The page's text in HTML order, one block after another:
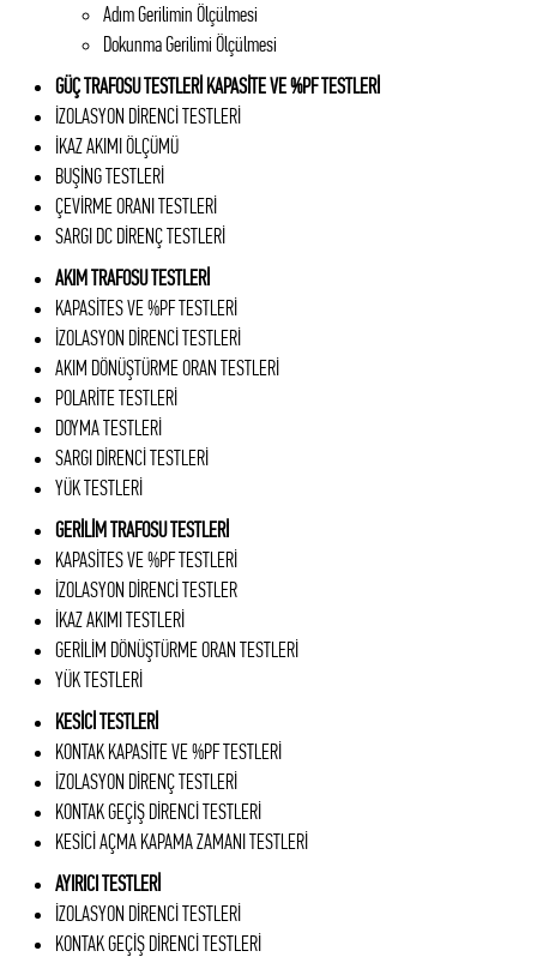
Adım Gerilimin Ölçülmesi
Dokunma Gerilimi Ölçülmesi
GÜÇ TRAFOSU TESTLERİ KAPASİTE VE %PF TESTLERİ
İZOLASYON DİRENCİ TESTLERİ
İKAZ AKIMI ÖLÇÜMÜ
BUŞİNG TESTLERİ
ÇEVİRME ORANI TESTLERİ
SARGI DC DİRENÇ TESTLERİ
AKIM TRAFOSU TESTLERİ
KAPASİTES VE %PF TESTLERİ
İZOLASYON DİRENCİ TESTLERİ
AKIM DÖNÜŞTÜRME ORAN TESTLERİ
POLARİTE TESTLERİ
DOYMA TESTLERİ
SARGI DİRENCİ TESTLERİ
YÜK TESTLERİ
GERİLİM TRAFOSU TESTLERİ
KAPASİTES VE %PF TESTLERİ
İZOLASYON DİRENCİ TESTLER
İKAZ AKIMI TESTLERİ
GERİLİM DÖNÜŞTÜRME ORAN TESTLERİ
YÜK TESTLERİ
KESİCİ TESTLERİ
KONTAK KAPASİTE VE %PF TESTLERİ
İZOLASYON DİRENÇ TESTLERİ
KONTAK GEÇİŞ DİRENCİ TESTLERİ
KESİCİ AÇMA KAPAMA ZAMANI TESTLERİ
AYIRICI TESTLERİ
İZOLASYON DİRENCİ TESTLERİ
KONTAK GEÇİŞ DİRENCİ TESTLERİ